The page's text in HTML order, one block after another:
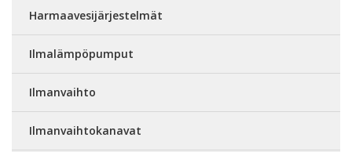
Harmaavesijärjestelmät
Ilmalämpöpumput
Ilmanvaihto
Ilmanvaihtokanavat